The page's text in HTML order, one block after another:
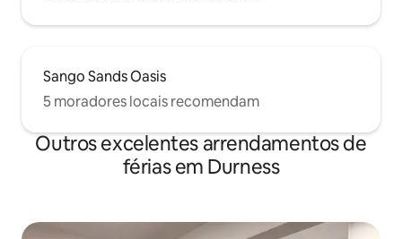
Sango Sands Oasis
5 moradores locais recomendam
Outros excelentes arrendamentos de
férias em Durness